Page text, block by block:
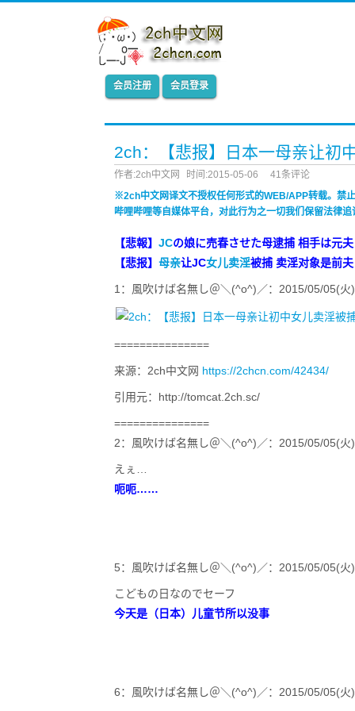
会员注册 会员登录
2ch：【悲报】日本一母亲让初
作者:2ch中文网 时间:2015-05-06
41条评论
※2ch中文网译文不授权任何形式的WEB/APP转载。禁
哔哩哔哩等自媒体平台，对此行为之一切我们保留法律追
【悲報】 JCの娘に売春させた母逮捕 相手は元夫
【悲报】 母亲让JC女儿卖淫被捕 卖淫对象是前夫
1：風吹けば名無し＠＼(^o^)／：2015/05/05(
===============
来源：2ch中文网 https://2chcn.com/42434/
引用元：http://tomcat.2ch.sc/
===============
2：風吹けば名無し＠＼(^o^)／：2015/05/05(
えぇ…
呃呃……
5：風吹けば名無し＠＼(^o^)／：2015/05/05(
こどもの日なのでセーフ
今天是（日本）儿童节所以没事
6：風吹けば名無し＠＼(^o^)／：2015/05/05(